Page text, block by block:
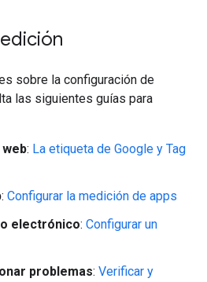
sobre la configuración de
las siguientes guías para
: La etiqueta de Google y Tag
: Configurar la medición de apps
electrónico: Configurar un
problemas: Verificar y